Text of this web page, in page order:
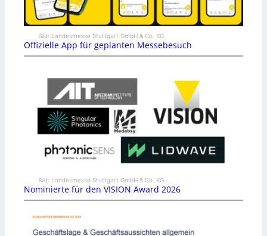
Bild: Landesmesse Stuttgart GmbH & Co. KG
Offizielle App für geplanten Messebesuch
Bild: Landesmesse Stuttgart GmbH & Co. KG
Nominierte für den VISION Award 2026